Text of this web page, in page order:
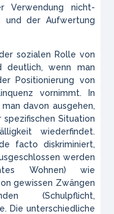
Verwendung nicht-
und der Aufwertung
sozialen Rolle von
deutlich, wenn man
Positionierung von
vornimmt. In
davon ausgehen,
spezifischen Situation
wiederfindet.
facto diskriminiert,
werden
Wohnen) wie
gewissen Zwängen
(Schulpflicht,
Die unterschiedliche